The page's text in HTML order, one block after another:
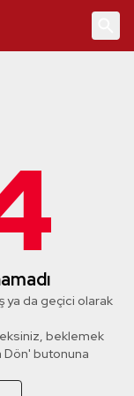
ya da geçici olarak
beklemek
Dön' butonuna